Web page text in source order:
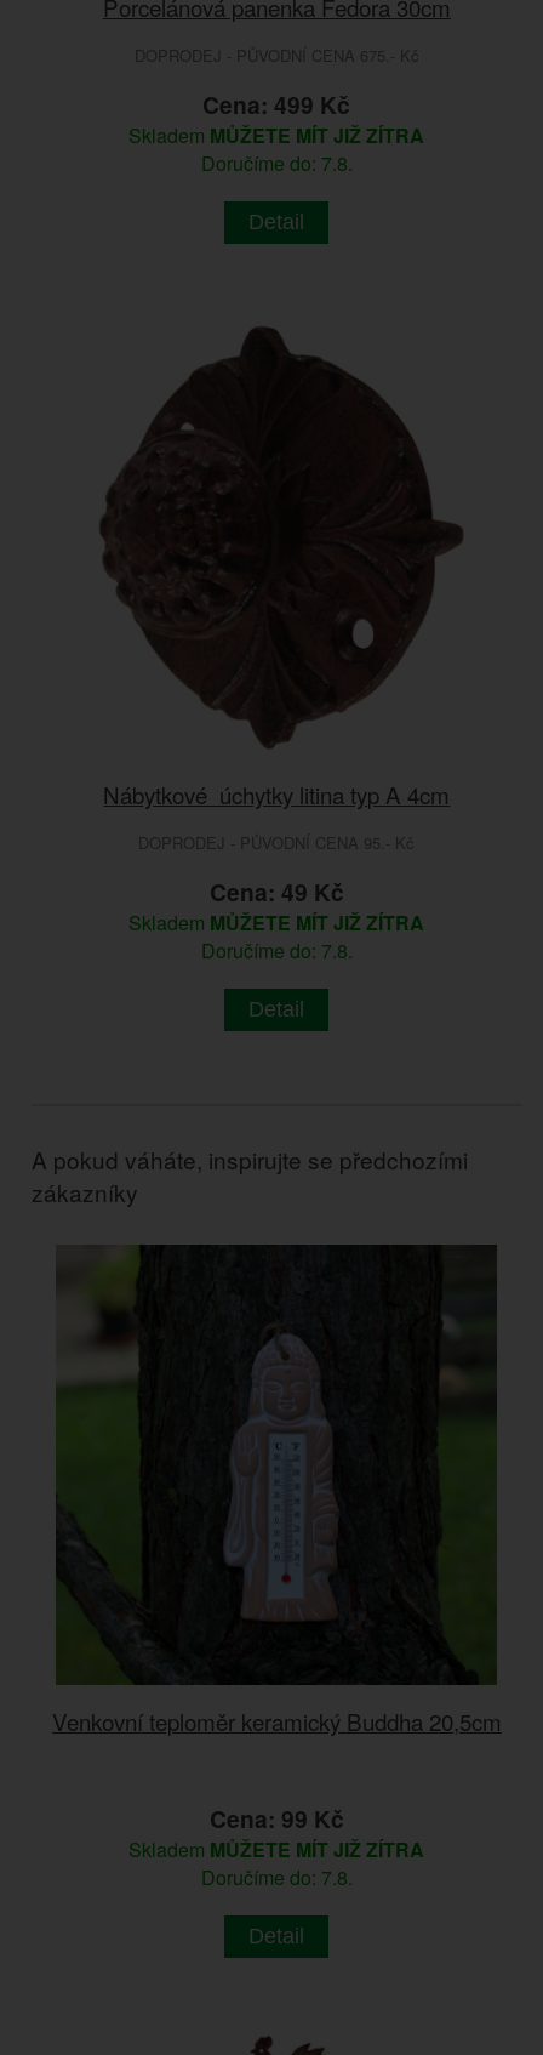
DOPRODEJ - PŮVODNÍ CENA 675.- Kč
Cena: 499 Kč
Skladem MŮŽETE MÍT JIŽ ZÍTRA
Doručíme do: 7.8.
Detail
Nábytkové úchytky litina typ A 4cm
DOPRODEJ - PŮVODNÍ CENA 95.- Kč
Cena: 49 Kč
Skladem MŮŽETE MÍT JIŽ ZÍTRA
Doručíme do: 7.8.
Detail
A pokud váháte, inspirujte se předchozími
zákazníky
Venkovní teploměr keramický Buddha 20,5cm
Cena: 99 Kč
Skladem MŮŽETE MÍT JIŽ ZÍTRA
Doručíme do: 7.8.
Detail